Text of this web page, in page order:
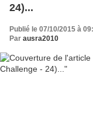
24)...
Publié le 07/10/2015 à
Par ausra2010